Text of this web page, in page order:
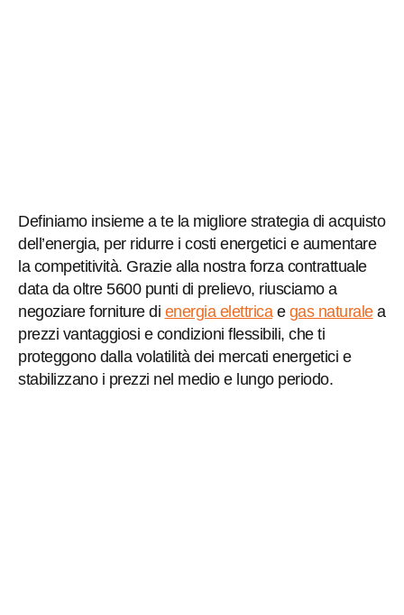
Definiamo insieme a te la migliore strategia di acquisto
dell’energia, per ridurre i costi energetici e aumentare
la competitività. Grazie alla nostra forza contrattuale
data da oltre 5600 punti di prelievo, riusciamo a
negoziare forniture di energia elettricae gas naturalea
prezzi vantaggiosi e condizioni flessibili, che ti
proteggono dalla volatilità dei mercati energetici e
stabilizzano i prezzi nel medio e lungo periodo.